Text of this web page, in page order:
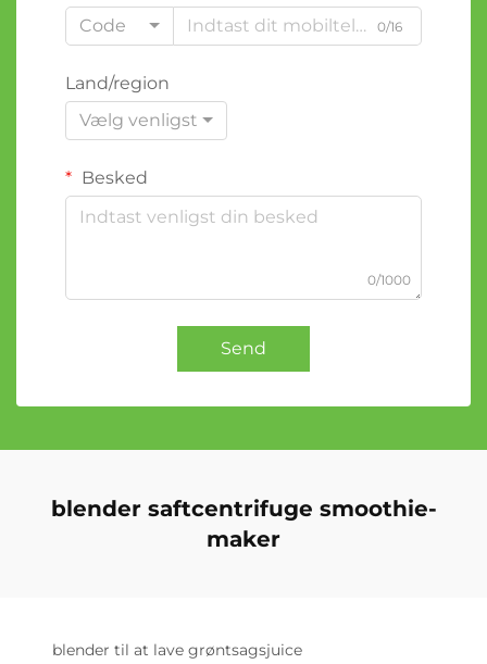
Code
0/16
Land/region
Vælg venligst
Besked
0/1000
Send
blender saftcentrifuge smoothie-
maker
blender til at lave grøntsagsjuice